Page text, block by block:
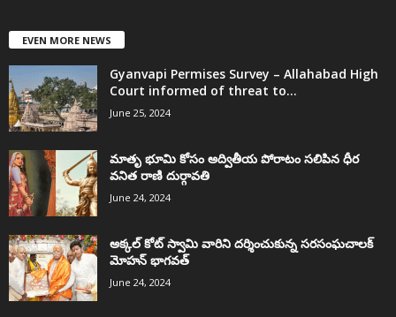
EVEN MORE NEWS
Gyanvapi Permises Survey – Allahabad High
Court informed of threat to...
June 25, 2024
మాతృ భూమి కోసం అద్వితీయ పోరాటం సలిపిన ధీర
వనిత రాణి దుర్గావతి
June 24, 2024
అక్కల్‌ కోట్‌ స్వామి వారిని దర్శించుకున్న సరసంఘచాలక్
మోహన్ భాగవత్
June 24, 2024